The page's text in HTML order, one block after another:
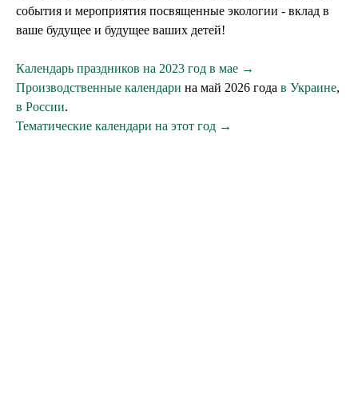
события и мероприятия посвященные экологии - вклад в
ваше будущее и будущее ваших детей!
Календарь праздников на 2023 год в мае →
Производственные календари на май 2026 года в Украине,
в России.
Тематические календари на этот год →